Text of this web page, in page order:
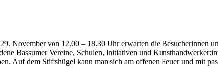
November von 12.00 – 18.30 Uhr erwarten die Besucherinnen
Bassumer Vereine, Schulen, Initiativen und
Auf dem Stiftshügel kann man sich am offenen Feuer und mit